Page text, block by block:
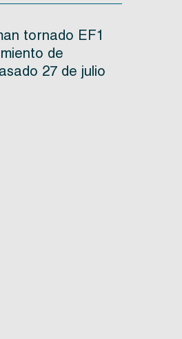
tornado EF1
de
27 de julio